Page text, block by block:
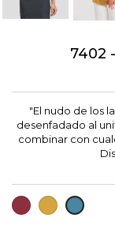
7402
"El nudo de los
desenfadado al
combinar con
GRANATEMOSTAZA
AZUL
GRISACEO